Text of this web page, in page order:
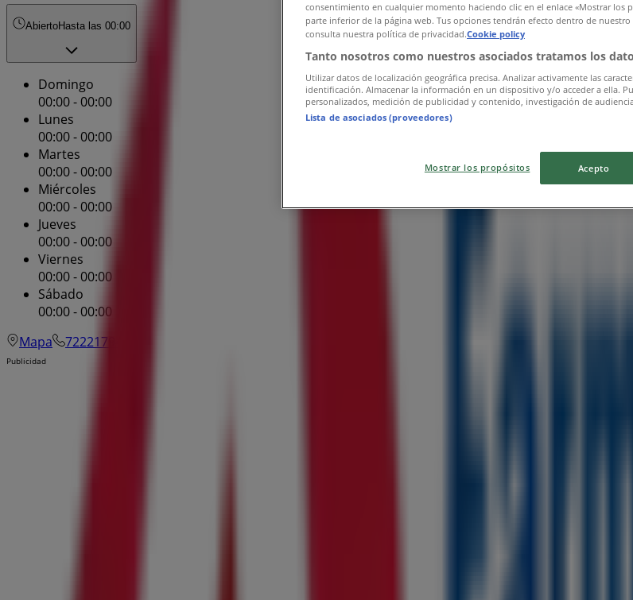
AbiertoHasta las 00:00
Domingo
00:00 - 00:00
Lunes
00:00 - 00:00
Martes
00:00 - 00:00
Miércoles
00:00 - 00:00
Jueves
00:00 - 00:00
Viernes
00:00 - 00:00
Sábado
00:00 - 00:00
Mapa
7222179444
Publicidad
consentimiento en cualquier momento haciendo clic en el enlace «Mostrar los
parte inferior de la página web. Tus opciones tendrán efecto dentro de nuestro
consulta nuestra política de privacidad.Cookie policy
Tanto nosotros como nuestros asociados tratamos los
Utilizar datos de localización geográfica precisa. Analizar activamente las
identificación. Almacenar la información en un dispositivo y/o acceder a ella.
personalizados, medición de publicidad y contenido, investigación de
Lista de asociados (proveedores)
Mostrar los propósitos Acepto